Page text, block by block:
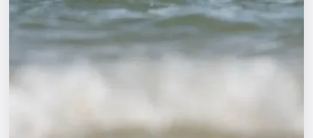
Площадки
Артисты